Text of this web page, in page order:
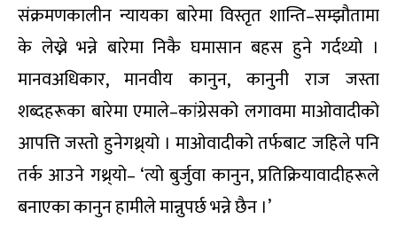
संक्रमणकालीन न्यायका बारेमा विस्तृत शान्ति–सम्झौतामा
के लेख्ने भन्ने बारेमा निकै घमासान बहस हुने गर्दथ्यो ।
मानवअधिकार, मानवीय कानुन, कानुनी राज जस्ता
शब्दहरूका बारेमा एमाले–कांग्रेसको लगावमा माओवादीको
आपत्ति जस्तो हुनेगथ्र्यो । माओवादीको तर्फबाट जहिले पनि
तर्क आउने गथ्र्यो– ‘त्यो बुर्जुवा कानुन, प्रतिक्रियावादीहरूले
बनाएका कानुन हामीले मान्नुपर्छ भन्ने छैन ।’